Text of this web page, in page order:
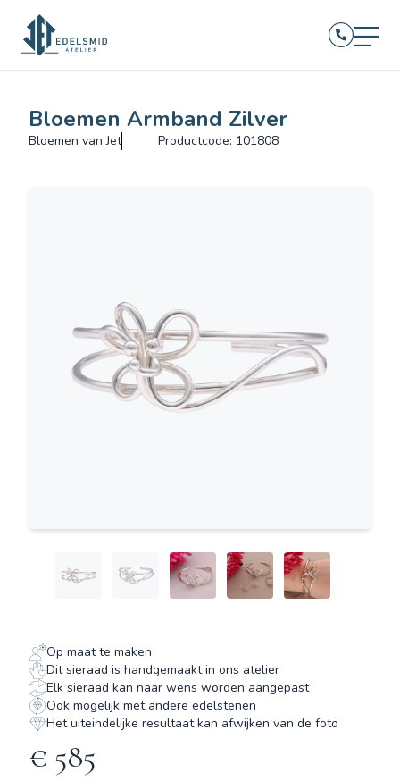
Bloemen Armband Zilver
Bloemen van Jet Productcode: 101808
Op maat te maken
Dit sieraad is handgemaakt in ons atelier
Elk sieraad kan naar wens worden aangepast
Ook mogelijk met andere edelstenen
Het uiteindelijke resultaat kan afwijken van de foto
€ 585